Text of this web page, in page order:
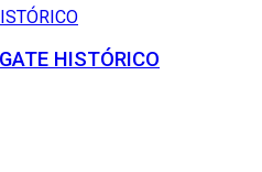
HISTÓRICO